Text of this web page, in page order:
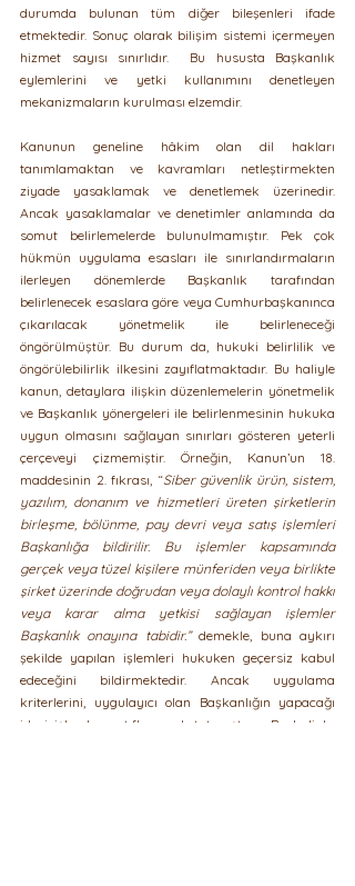
durumda bulunan tüm diğer bileşenleri ifade
etmektedir. Sonuç olarak bilişim sistemi içermeyen
hizmet sayısı sınırlıdır.  Bu hususta Başkanlık
eylemlerini ve yetki kullanımını denetleyen
mekanizmaların kurulması elzemdir.
Kanunun geneline hâkim olan dil hakları
tanımlamaktan ve kavramları netleştirmekten
ziyade yasaklamak ve denetlemek üzerinedir.
Ancak yasaklamalar ve denetimler anlamında da
somut belirlemelerde bulunulmamıştır. Pek çok
hükmün uygulama esasları ile sınırlandırmaların
ilerleyen dönemlerde Başkanlık tarafından
belirlenecek esaslara göre veya Cumhurbaşkanınca
çıkarılacak yönetmelik ile belirleneceği
öngörülmüştür. Bu durum da, hukuki belirlilik ve
öngörülebilirlik ilkesini zayıflatmaktadır. Bu haliyle
kanun, detaylara ilişkin düzenlemelerin yönetmelik
ve Başkanlık yönergeleri ile belirlenmesinin hukuka
uygun olmasını sağlayan sınırları gösteren yeterli
çerçeveyi çizmemiştir. Örneğin, Kanun’un 18.
maddesinin 2. fıkrası, “Siber güvenlik ürün, sistem,
yazılım, donanım ve hizmetleri üreten şirketlerin
birleşme, bölünme, pay devri veya satış işlemleri
Başkanlığa bildirilir. Bu işlemler kapsamında
gerçek veya tüzel kişilere münferiden veya birlikte
şirket üzerinde doğrudan veya dolaylı kontrol hakkı
veya karar alma yetkisi sağlayan işlemler
Başkanlık onayına tabidir.” demekle, buna aykırı
şekilde yapılan işlemleri hukuken geçersiz kabul
edeceğini bildirmektedir. Ancak uygulama
kriterlerini, uygulayıcı olan Başkanlığın yapacağı
idari işlemlere atıfla sınırlı tutmuştur.  Bu haliyle,